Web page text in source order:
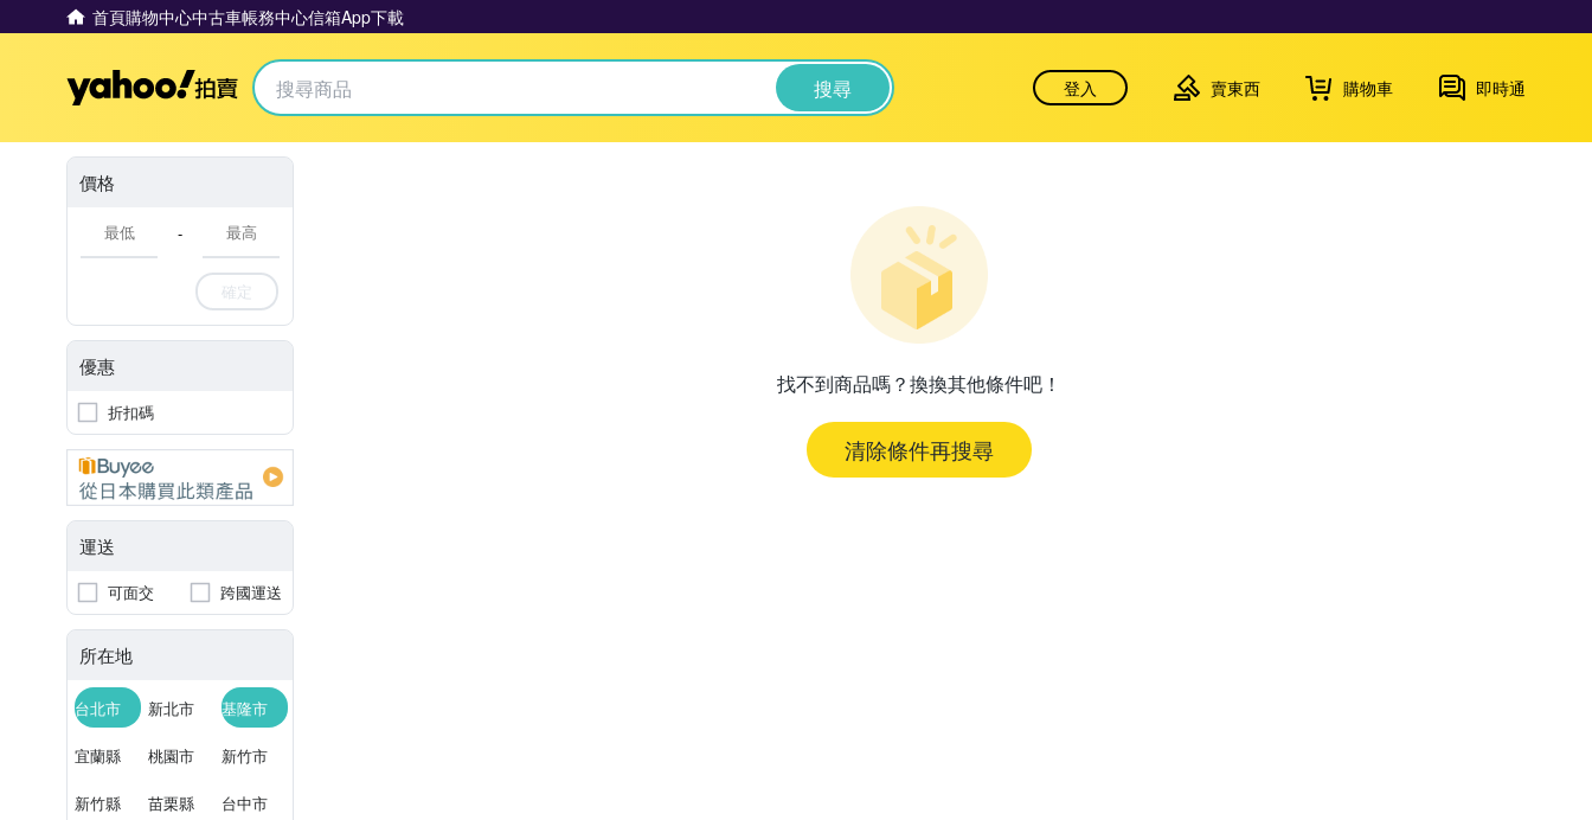
首頁購物中心中古車帳務中心信箱App下載
Yahoo拍賣 搜尋 登入 賣東西 購物車 即時通
價格
-
確定
優惠
折扣碼
運送
可面交 跨國運送
所在地
台北市 新北市 基隆市
宜蘭縣 桃園市 新竹市
新竹縣 苗栗縣 台中市
找不到商品嗎？換換其他條件吧！
清除條件再搜尋